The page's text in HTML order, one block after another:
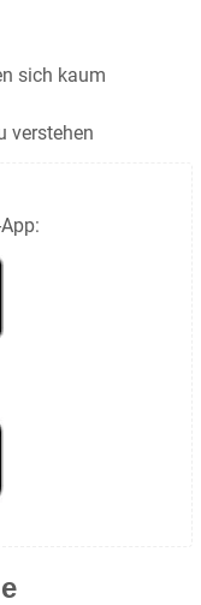
sich kaum
verstehen